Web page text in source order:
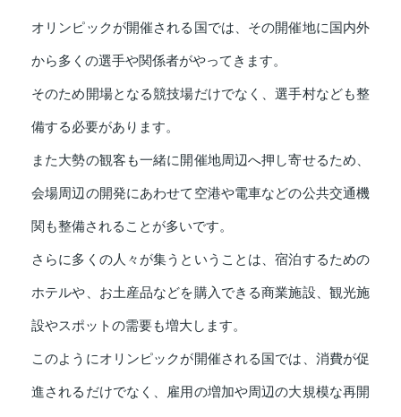
オリンピックが開催される国では、その開催地に国内外
から多くの選手や関係者がやってきます。
そのため開場となる競技場だけでなく、選手村なども整
備する必要があります。
また大勢の観客も一緒に開催地周辺へ押し寄せるため、
会場周辺の開発にあわせて空港や電車などの公共交通機
関も整備されることが多いです。
さらに多くの人々が集うということは、宿泊するための
ホテルや、お土産品などを購入できる商業施設、観光施
設やスポットの需要も増大します。
このようにオリンピックが開催される国では、消費が促
進されるだけでなく、雇用の増加や周辺の大規模な再開